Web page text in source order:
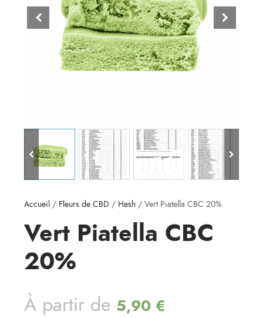
Accueil / Fleurs de CBD / Hash / Vert Piatella CBC 20%
Vert Piatella CBC
20%
À partir de 5,90 €